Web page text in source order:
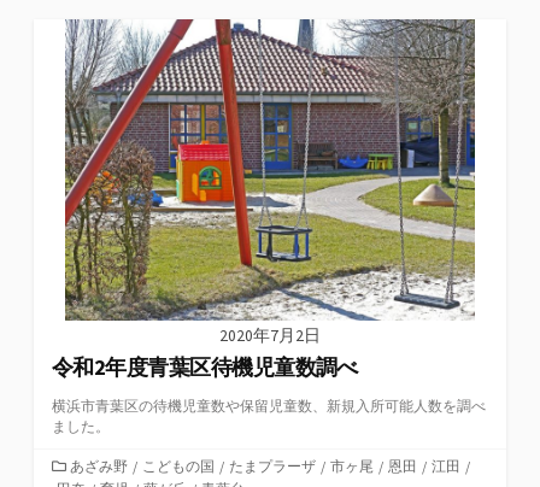
リ
ー
2020年7月2日
令和2年度青葉区待機児童数調べ
横浜市青葉区の待機児童数や保留児童数、新規入所可能人数を調べ
ました。
カあざみ野 / こどもの国 / たまプラーザ / 市ヶ尾 / 恩田 / 江田 /